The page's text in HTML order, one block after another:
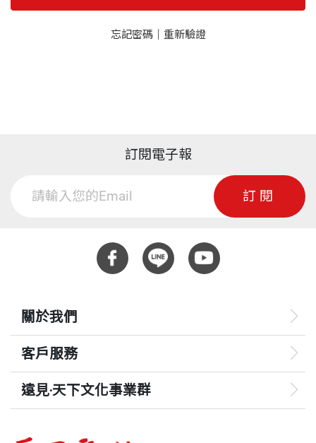
忘記密碼｜ 重新驗證
訂閱電子報
訂閱
關於我們
客戶服務
遠見‧天下文化事業群